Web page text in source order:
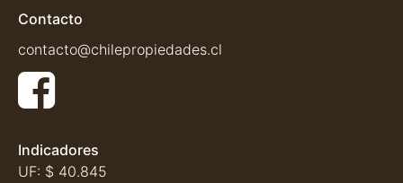
Contacto
contacto@chilepropiedades.cl
Indicadores
UF: $ 40.845